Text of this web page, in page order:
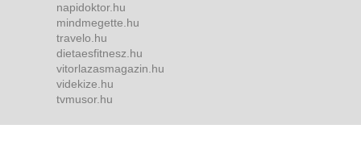
napidoktor.hu
mindmegette.hu
travelo.hu
dietaesfitnesz.hu
vitorlazasmagazin.hu
videkize.hu
tvmusor.hu